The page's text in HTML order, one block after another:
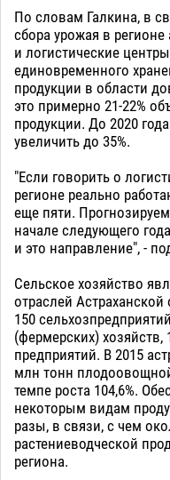
По словам Галкина, в
сбора урожая в
и логистические
единовременного
продукции в области
это примерно 21-22%
продукции. До 2020
увеличить до 35%.
"Если говорить о
регионе реально
еще пяти.
начале следующего
и это направление", -
Сельское хозяйство
отраслей
150
(фермерских)
предприятий. В 2015
млн тонн
темпе роста 104,6%.
некоторым видам
разы, в связи, с чем
растениеводческой
региона.